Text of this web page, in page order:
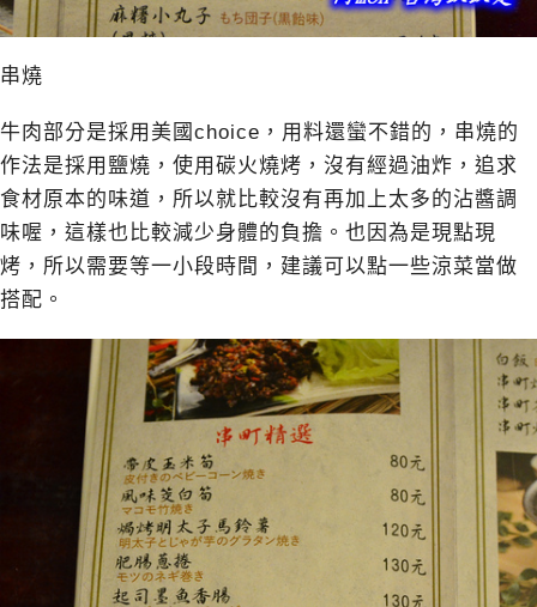
串燒
牛肉部分是採用美國choice，用料還蠻不錯的，串燒的
作法是採用鹽燒，使用碳火燒烤，沒有經過油炸，追求
食材原本的味道，所以就比較沒有再加上太多的沾醬調
味喔，這樣也比較減少身體的負擔。也因為是現點現
烤，所以需要等一小段時間，建議可以點一些涼菜當做
搭配。